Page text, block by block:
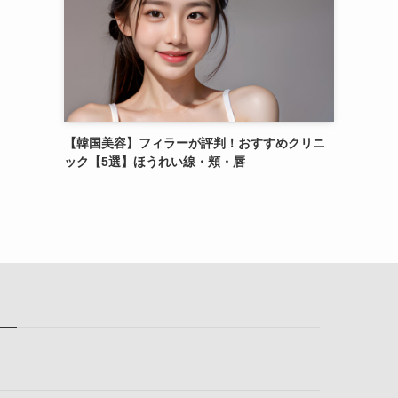
【韓国美容】フィラーが評判！おすすめクリニ
ック【5選】ほうれい線・頬・唇